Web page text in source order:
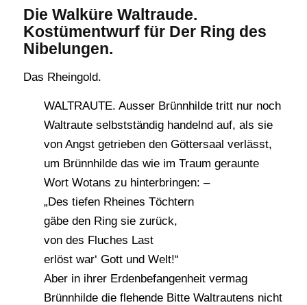
Die Walküre Waltraude.
Kostümentwurf für Der Ring des
Nibelungen.
Das Rheingold.
WALTRAUTE. Ausser Brünnhilde tritt nur noch
Waltraute selbstständig handelnd auf, als sie
von Angst getrieben den Göttersaal verlässt,
um Brünnhilde das wie im Traum geraunte
Wort Wotans zu hinterbringen: –
„Des tiefen Rheines Töchtern
gäbe den Ring sie zurück,
von des Fluches Last
erlöst war‘ Gott und Welt!“
Aber in ihrer Erdenbefangenheit vermag
Brünnhilde die flehende Bitte Waltrautens nicht